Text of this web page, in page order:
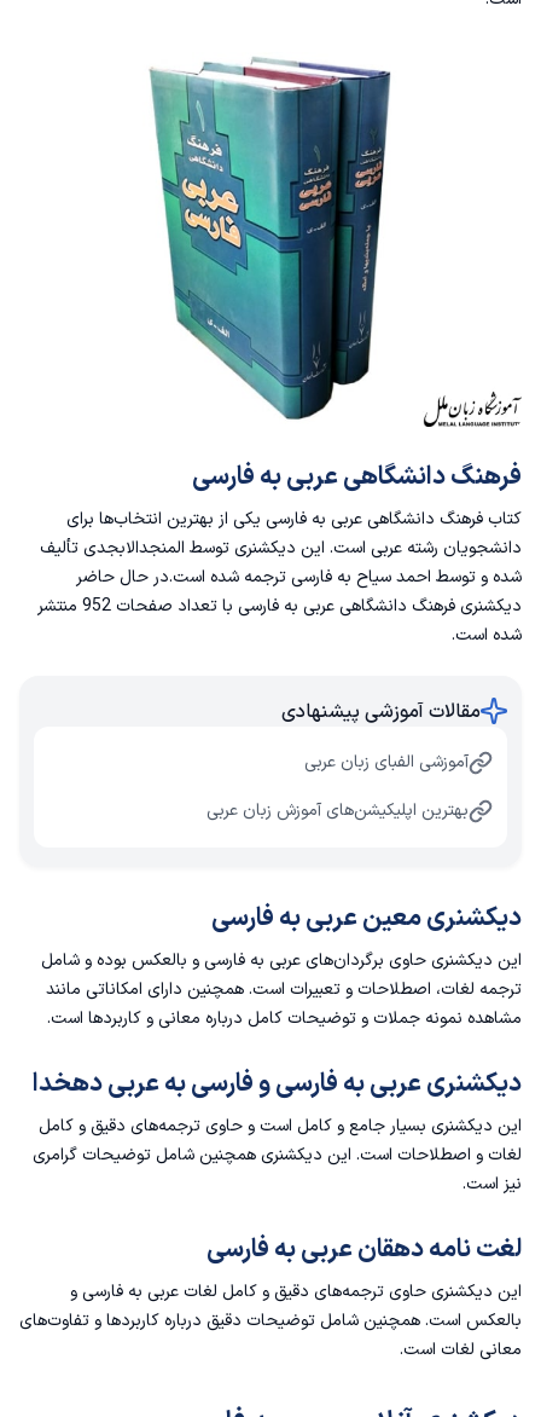
فرهنگ دانشگاهی عربی به فارسی
کتاب فرهنگ دانشگاهی عربی به فارسی یکی از بهترین انتخاب‌ها برای
دانشجویان رشته عربی است. این دیکشنری توسط المنجدالابجدی تألیف
شده و توسط احمد سیاح به فارسی ترجمه شده است.در حال حاضر
دیکشنری فرهنگ دانشگاهی عربی به فارسی با تعداد صفحات 952 منتشر
شده است.
مقالات آموزشی پیشنهادی
آموزشی الفبای زبان عربی
بهترین اپلیکیشن‌های آموزش زبان عربی
دیکشنری معین عربی به فارسی
این دیکشنری حاوی برگردان‌های عربی به فارسی و بالعکس بوده و شامل
ترجمه لغات، اصطلاحات و تعبیرات است. همچنین دارای امکاناتی مانند
مشاهده نمونه جملات و توضیحات کامل درباره معانی و کاربردها است.
دیکشنری عربی به فارسی و فارسی به عربی دهخدا
این دیکشنری بسیار جامع و کامل است و حاوی ترجمه‌های دقیق و کامل
لغات و اصطلاحات است. این دیکشنری همچنین شامل توضیحات گرامری
نیز است.
لغت ‌نامه دهقان عربی به فارسی
این دیکشنری حاوی ترجمه‌های دقیق و کامل لغات عربی به فارسی و
بالعکس است. همچنین شامل توضیحات دقیق درباره کاربردها و تفاوت‌های
معانی لغات است.